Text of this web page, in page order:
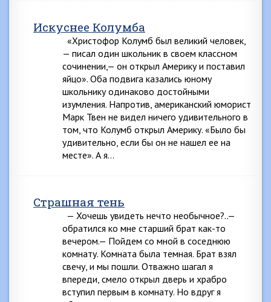
Искуснее Колумба
«Христофор Колумб был великий человек,
— писал один школьник в своем классном
сочинении,— он открыл Америку и поставил
яйцо». Оба подвига казались юному
школьнику одинаково достойными
изумления. Напротив, американский юморист
Марк Твен не видел ничего удивительного в
том, что Колумб открыл Америку. «Было бы
удивительно, если бы он не нашел ее на
месте». А я…
Страшная тень
— Хочешь увидеть нечто необычное?..—
обратился ко мне старший брат как-то
вечером.— Пойдем со мной в соседнюю
комнату. Комната была темная. Брат взял
свечу, и мы пошли. Отважно шагал я
впереди, смело открыл дверь и храбро
вступил первым в комнату. Но вдруг я